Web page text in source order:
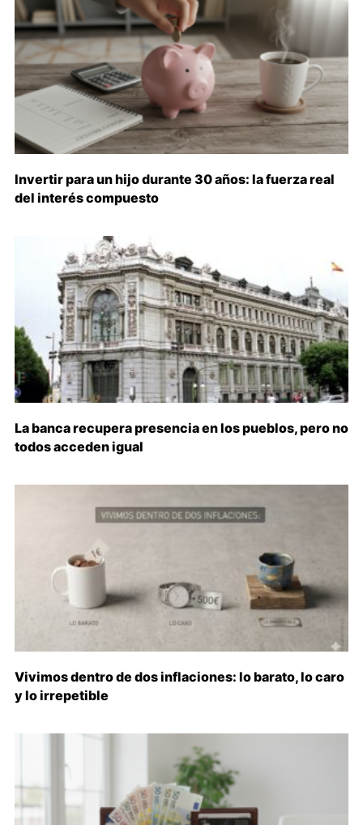
Invertir para un hijo durante 30 años: la fuerza real
del interés compuesto
La banca recupera presencia en los pueblos, pero no
todos acceden igual
Vivimos dentro de dos inflaciones: lo barato, lo caro
y lo irrepetible